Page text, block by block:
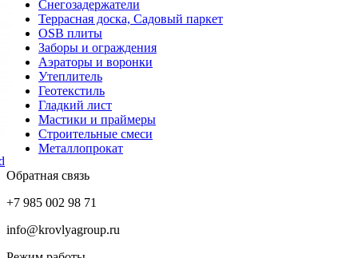
Снегозадержатели
Террасная доска, Садовый паркет
OSB плиты
Заборы и ограждения
Аэраторы и воронки
Утеплитель
Геотекстиль
Гладкий лист
Мастики и праймеры
Строительные смеси
Металлопрокат
Обратная связь
+7 985 002 98 71
info@krovlyagroup.ru